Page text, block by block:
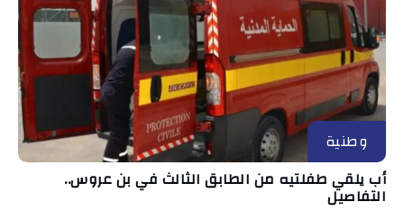
وطنية
أب يلقي طفلتيه من الطابق الثالث في بن عروس..
التفاصيل